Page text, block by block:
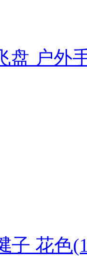
盘 户外
子 花色